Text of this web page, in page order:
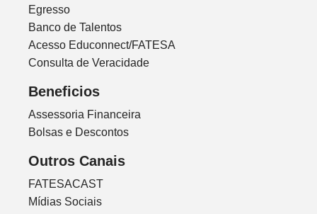
Egresso
Banco de Talentos
Acesso Educonnect/FATESA
Consulta de Veracidade
Beneficios
Assessoria Financeira
Bolsas e Descontos
Outros Canais
FATESACAST
Mídias Sociais